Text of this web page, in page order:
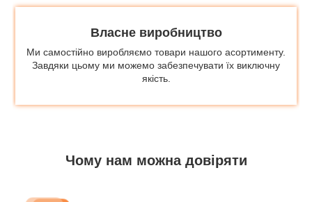
Власне виробництво
Ми самостійно виробляємо товари нашого асортименту.
Завдяки цьому ми можемо забезпечувати їх виключну
якість.
Чому нам можна довіряти